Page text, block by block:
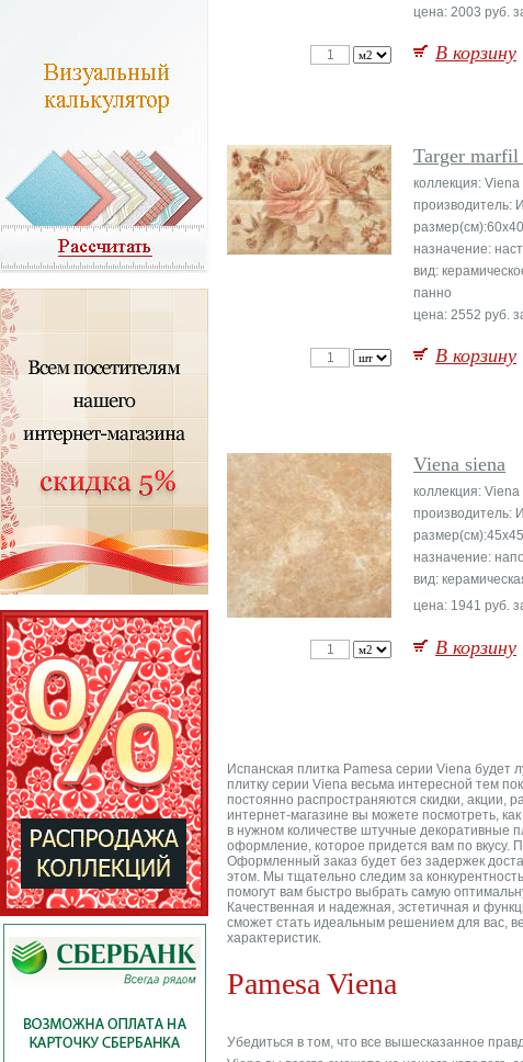
цена: 2003 руб.
В корзину
Targer marfil
коллекция: Viena
производитель:
размер(см):60x40
назначение:
вид:
панно
цена: 2552 руб.
В корзину
Viena siena
коллекция: Viena
производитель:
размер(см):45x45
назначение:
вид:
цена: 1941 руб.
В корзину
Испанская плитка Pamesa серии Viena будет
плитку серии Viena весьма интересной тем
постоянно распространяются скидки, акции,
интернет-магазине вы можете посмотреть,
в нужном количестве штучные декоративные
оформление, которое придется вам по вкусу.
Оформленный заказ будет без задержек
этом. Мы тщательно следим за
помогут вам быстро выбрать самую
Качественная и надежная, эстетичная и
сможет стать идеальным решением для вас,
характеристик.
Pamesa Viena
Убедиться в том, что все вышесказанное